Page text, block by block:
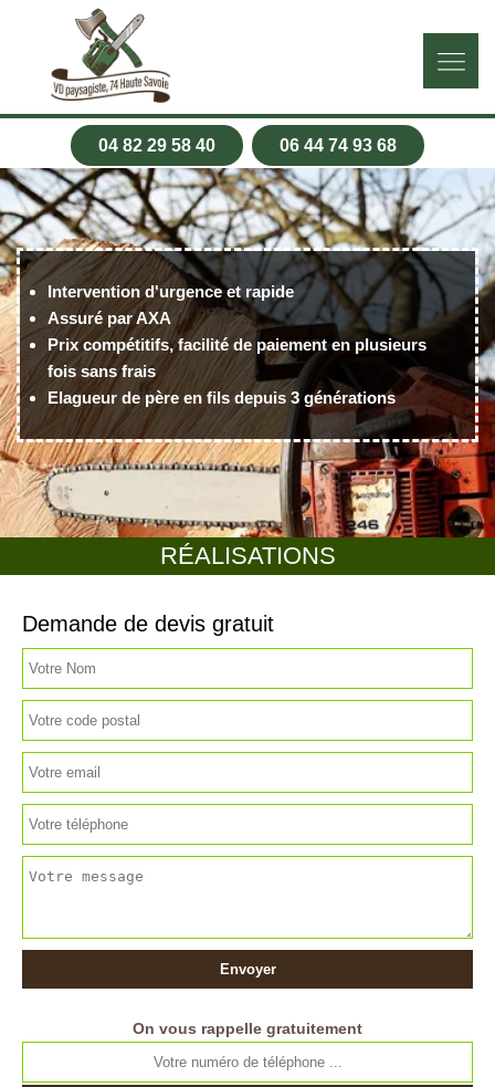
04 82 29 58 40 06 44 74 93 68
RÉALISATIONS
Intervention d'urgence et rapide
Assuré par AXA
Prix compétitifs, facilité de paiement en plusieurs
fois sans frais
Elagueur de père en fils depuis 3 générations
Demande de devis gratuit
On vous rappelle gratuitement